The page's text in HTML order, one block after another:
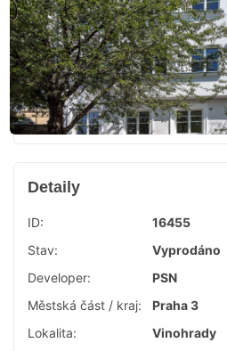
Detaily
ID:
16455
Stav:
Vyprodáno
Developer:
PSN
Městská část / kraj:
Praha 3
Lokalita:
Vinohrady